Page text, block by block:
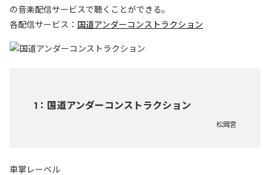
の音楽配信サービスで聴くことができる。
各配信サービス： 国道アンダーコンストラクション
1 ： 国道アンダーコンストラクション
松岡宮
車掌レーベル